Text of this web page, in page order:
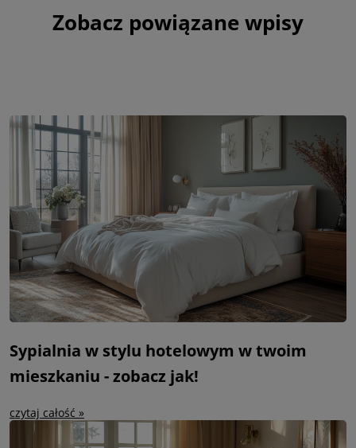
Zobacz powiązane wpisy
Sypialnia w stylu hotelowym w twoim
mieszkaniu - zobacz jak!
czytaj całość »